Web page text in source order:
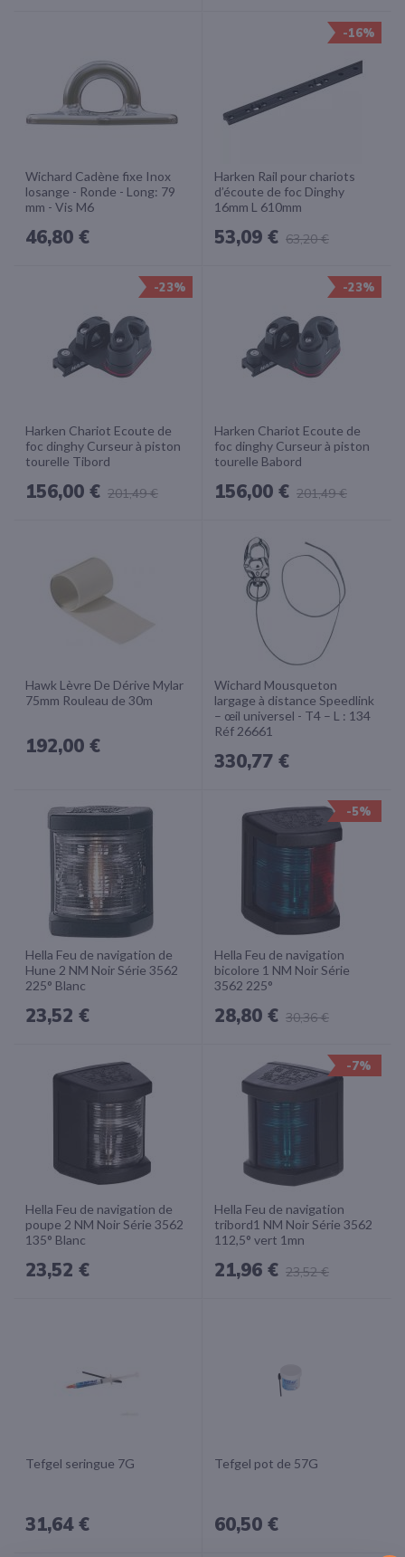
Wichard Cadène fixe Inox
losange - Ronde - Long: 79
mm - Vis M6
46,80 €
-16%
Harken Rail pour chariots
d’écoute de foc Dinghy
16mm L 610mm
53,09 € 63,20 €
-23%
Harken Chariot Ecoute de
foc dinghy Curseur à piston
tourelle Tibord
156,00 € 201,49 €
-23%
Harken Chariot Ecoute de
foc dinghy Curseur à piston
tourelle Babord
156,00 € 201,49 €
Hawk Lèvre De Dérive Mylar
75mm Rouleau de 30m
192,00 €
Wichard Mousqueton
largage à distance Speedlink
– œil universel - T4 – L : 134
Réf 26661
330,77 €
Hella Feu de navigation de
Hune 2 NM Noir Série 3562
225° Blanc
23,52 €
-5%
Hella Feu de navigation
bicolore 1 NM Noir Série
3562 225°
28,80 € 30,36 €
Hella Feu de navigation de
poupe 2 NM Noir Série 3562
135° Blanc
23,52 €
-7%
Hella Feu de navigation
tribord1 NM Noir Série 3562
112,5° vert 1mn
21,96 € 23,52 €
Tefgel seringue 7G
31,64 €
Tefgel pot de 57G
60,50 €